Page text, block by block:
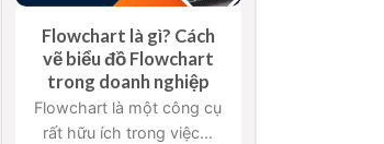
Flowchart là gì? Cách
vẽ biểu đồ Flowchart
trong doanh nghiệp
Flowchart là một công cụ
rất hữu ích trong việc...